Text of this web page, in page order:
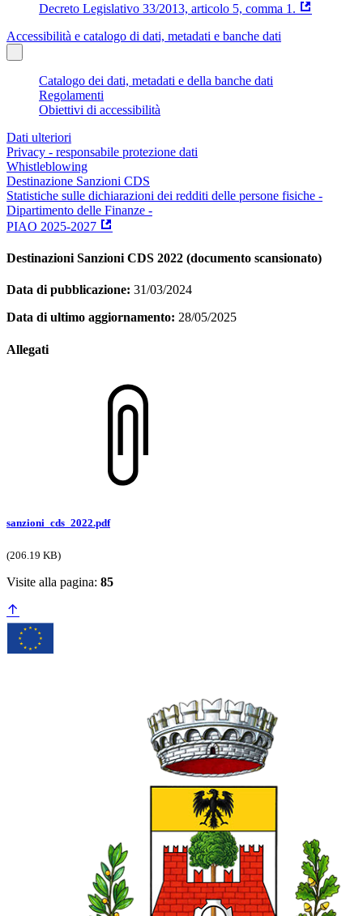
Decreto Legislativo 33/2013, articolo 5, comma 1.
Accessibilità e catalogo di dati, metadati e banche dati
Catalogo dei dati, metadati e della banche dati
Regolamenti
Obiettivi di accessibilità
Dati ulteriori
Privacy - responsabile protezione dati
Whistleblowing
Destinazione Sanzioni CDS
Statistiche sulle dichiarazioni dei redditi delle persone fisiche -
Dipartimento delle Finanze -
PIAO 2025-2027
Destinazioni Sanzioni CDS 2022 (documento scansionato)
Data di pubblicazione: 31/03/2024
Data di ultimo aggiornamento: 28/05/2025
Allegati
sanzioni_cds_2022.pdf
(206.19 KB)
Visite alla pagina: 85